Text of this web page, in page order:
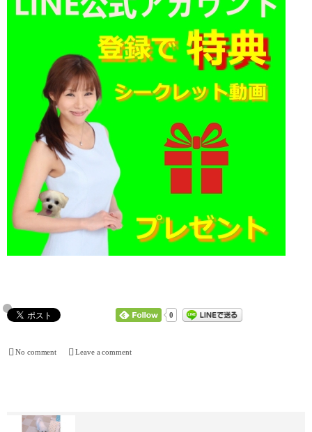
0
No comment Leave a comment